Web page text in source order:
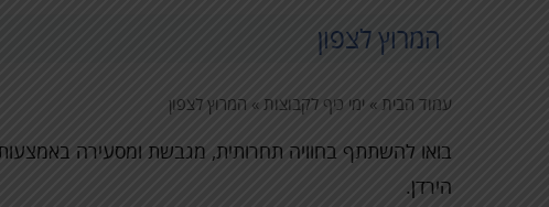
המרוץ לצפון
עמוד הבית » ימי כיף לקבוצות » המרוץ לצפון
בואו להשתתף בחוויה תחרותית, מגבשת ומסעירה
הירדן.